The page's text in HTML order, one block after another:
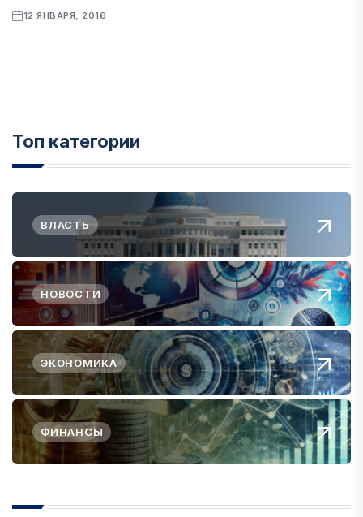
12 ЯНВАРЯ, 2016
Топ категории
ВЛАСТЬ
НОВОСТИ
ЭКОНОМИКА
ФИНАНСЫ